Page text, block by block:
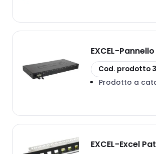
EXCEL-
copia
Cod. prodotto
Prodotto a
EXCEL-Excel